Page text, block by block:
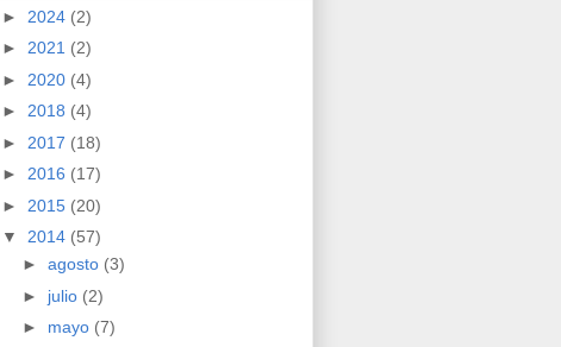
► 2024 (2)
► 2021 (2)
► 2020 (4)
► 2018 (4)
► 2017 (18)
► 2016 (17)
► 2015 (20)
▼ 2014 (57)
► agosto (3)
► julio (2)
► mayo (7)